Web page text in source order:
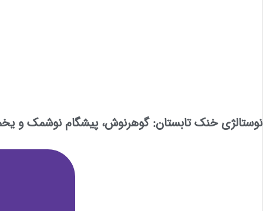
نوستالژی خنک تابستان: گوهرنوش، پیشگام نوشمک و